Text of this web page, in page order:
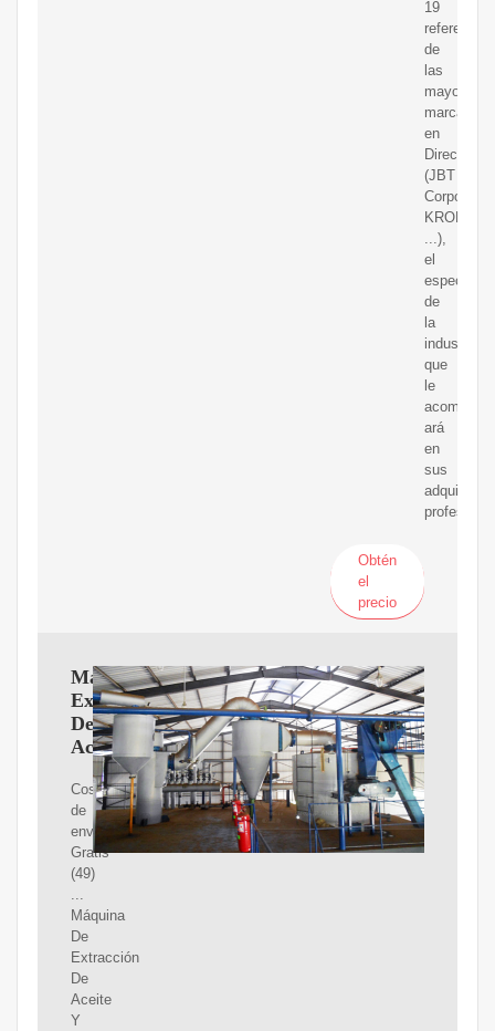
19
referencias
de
las
mayores
marcas
en
(JBT
...),
el
de
la
industria
que
le
acompa?
ará
en
sus
Obtén
el
precio
Maquina
Extractora
De
Aceite
Costo
de
envío.
Gratis
(49)
...
Máquina
De
Extracción
De
Aceite
Y